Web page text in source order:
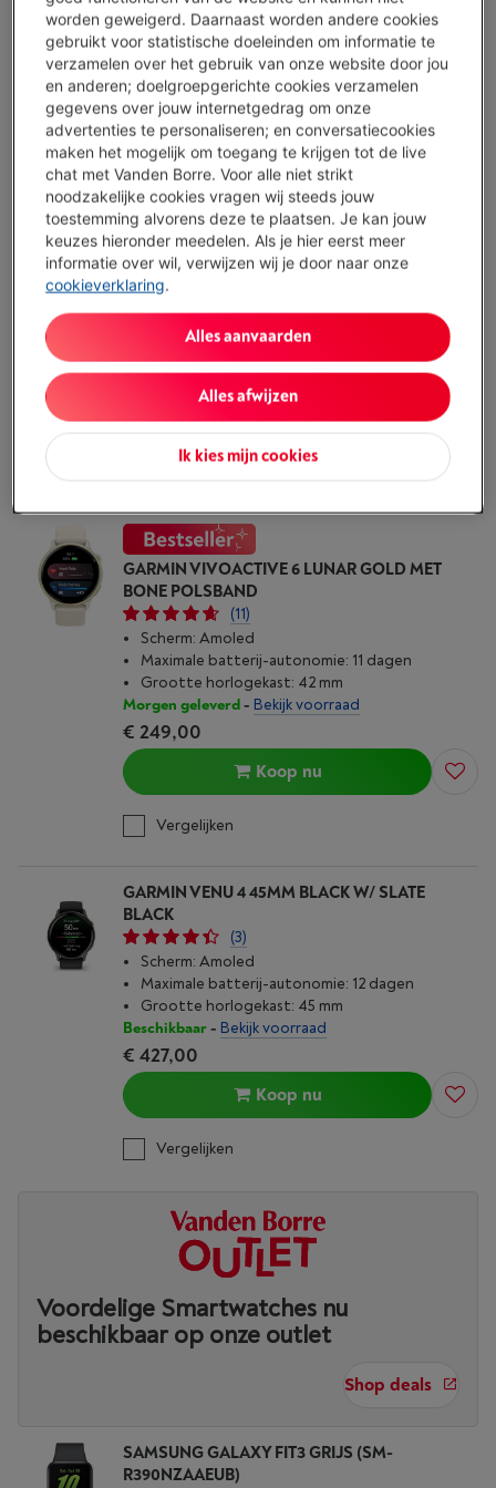
Morgen geleverd -Bekijk voorraad
€ 265,00
Koop nu
Vergelijken
GARMIN VIVOACTIVE 5 MAT ZWART
(39)
Scherm: Amoled
Beperkt beschikbaar-Bekijk voorraad
€ 199,00
Vergelijken
GARMIN VIVOACTIVE 6 LUNAR GOLD MET
BONE POLSBAND
(11)
Scherm: Amoled
Maximale batterij-autonomie: 11 dagen
Grootte horlogekast: 42 mm
Morgen geleverd- Bekijk voorraad
€ 249,00
Koop nu
Vergelijken
GARMIN VENU 4 45MM BLACK W/ SLATE
BLACK
(3)
Scherm: Amoled
Maximale batterij-autonomie: 12 dagen
Grootte horlogekast: 45 mm
Beschikbaar- Bekijk voorraad
€ 427,00
Koop nu
Vergelijken
Voordelige Smartwatches nu
beschikbaar op onze outlet
Shop deals
SAMSUNG GALAXY FIT3 GRIJS (SM-
R390NZAAEUB)
worden geweigerd. Daarnaast worden andere cookies
gebruikt voor statistische doeleinden om informatie te
verzamelen over het gebruik van onze website door jou
en anderen; doelgroepgerichte cookies verzamelen
gegevens over jouw internetgedrag om onze
advertenties te personaliseren; en conversatiecookies
maken het mogelijk om toegang te krijgen tot de live
chat met Vanden Borre. Voor alle niet strikt
noodzakelijke cookies vragen wij steeds jouw
toestemming alvorens deze te plaatsen. Je kan jouw
keuzes hieronder meedelen. Als je hier eerst meer
informatie over wil, verwijzen wij je door naar onze
cookieverklaring.
Ik kies mijn cookies
Alles afwijzen
Alles aanvaarden